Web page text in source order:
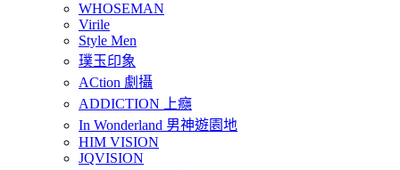
WHOSEMAN
Virile
Style Men
璞玉印象
ACtion 劇攝
ADDICTION 上癮
In Wonderland 男神遊園地
HIM VISION
JQVISION